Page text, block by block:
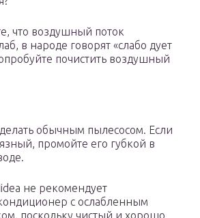
что воздушный поток
в народе говорят «слабо дует
почистить воздушный
обычным пылесосом. Если
промойте его губкой в
не рекомендует
с ослабленным
поскольку чистый и хорошо